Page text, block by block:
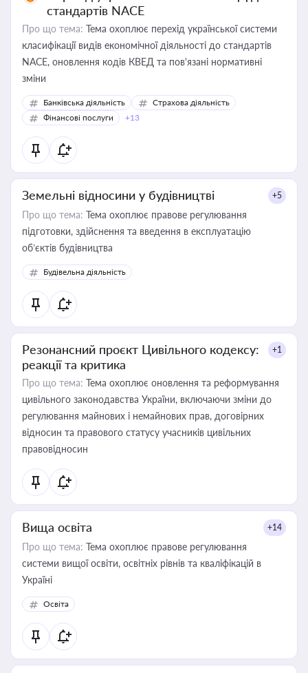
стандартів NACE
Про що тема: Тема охоплює перехід української системи
класифікації видів економічної діяльності до стандартів
NACE, оновлення кодів КВЕД та пов'язані нормативні
зміни
Банківська діяльність
Страхова діяльність
Фінансові послуги
+13
Земельні відносини у будівництві +5
Про що тема: Тема охоплює правове регулювання
підготовки, здійснення та введення в експлуатацію
об’єктів будівництва
Будівельна діяльність
Резонансний проєкт Цивільного кодексу:
реакції та критика
+1
Про що тема: Тема охоплює оновлення та реформування
цивільного законодавства України, включаючи зміни до
регулювання майнових і немайнових прав, договірних
відносин та правового статусу учасників цивільних
правовідносин
Вища освіта +14
Про що тема: Тема охоплює правове регулювання
системи вищої освіти, освітніх рівнів та кваліфікацій в
Україні
Освіта